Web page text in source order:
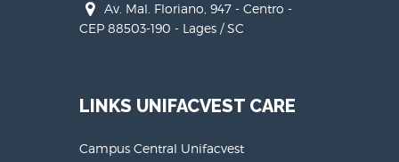
Av. Mal. Floriano, 947 - Centro -
CEP 88503-190 - Lages / SC
LINKS UNIFACVEST CARE
Campus Central Unifacvest